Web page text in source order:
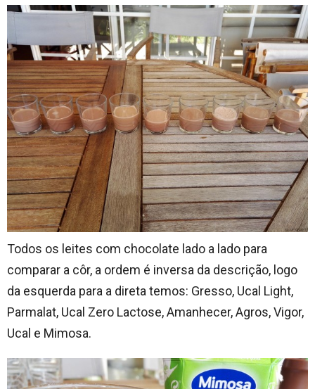
Todos os leites com chocolate lado a lado para
comparar a côr, a ordem é inversa da descrição, logo
da esquerda para a direta temos: Gresso, Ucal Light,
Parmalat, Ucal Zero Lactose, Amanhecer, Agros, Vigor,
Ucal e Mimosa.